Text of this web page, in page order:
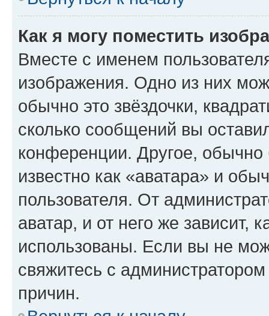
Как я могу поместить
Вместе с именем
изображения. Одно из них
обычно это звёздочки,
сколько сообщений вы
конференции. Другое,
известно как «аватара» и
пользователя. От
аватар, и от него же зависит,
использованы. Если вы не
свяжитесь с
причин.